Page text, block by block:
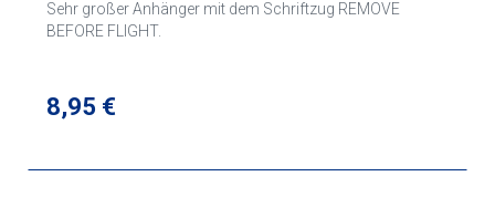
Sehr großer Anhänger mit dem Schriftzug REMOVE
BEFORE FLIGHT.
Regulärer Preis:
8,95 €